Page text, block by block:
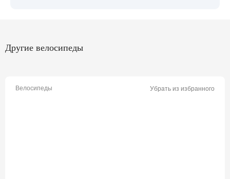
Другие велосипеды
Велосипеды Убрать из избранного